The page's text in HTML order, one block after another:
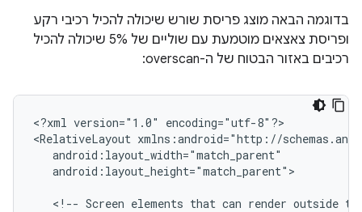
בדוגמה הבאה מוצג פריסת שורש שיכולה להכיל רכיבי רקע
ופריסת צאצאים מוטמעת עם שוליים של 5% שיכולה להכיל
רכיבים באזור הבטוח של ה-overscan:
<?xml version="1.0"
encoding="utf-8"?>
<RelativeLayout
android:layout_height="match_parent">
<!-- Screen elements that can render outside